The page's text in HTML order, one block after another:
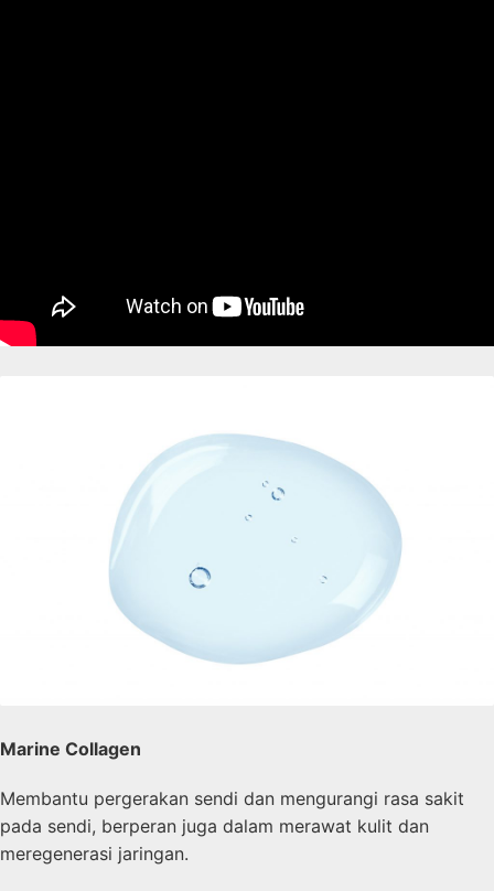
Marine Collagen
Membantu pergerakan sendi dan mengurangi rasa sakit
pada sendi, berperan juga dalam merawat kulit dan
meregenerasi jaringan.